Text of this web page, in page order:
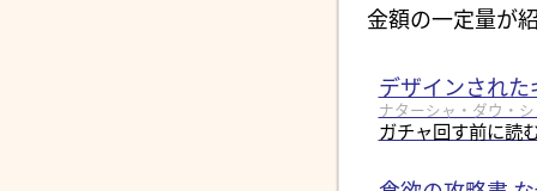
金額の一定量が
デザインされ
ナターシャ・ダウ・
ガチャ回す前に読む